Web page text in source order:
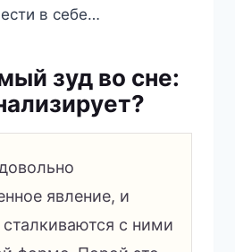
в себе…
зуд во сне:
явление, и
с ними